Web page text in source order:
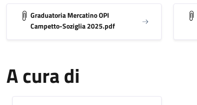
Graduatoria Mercatino OPI
Campetto-Soziglia 2025.pdf
A cura di